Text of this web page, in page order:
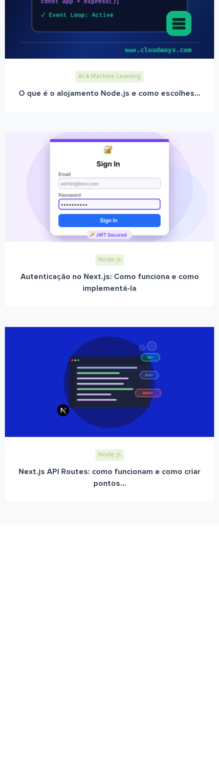
AI & Machine Learning
O que é o alojamento Node.js e como escolhes...
Node.js
Autenticação no Next.js: Como funciona e como
implementá-la
Node.js
Next.js API Routes: como funcionam e como criar
pontos...